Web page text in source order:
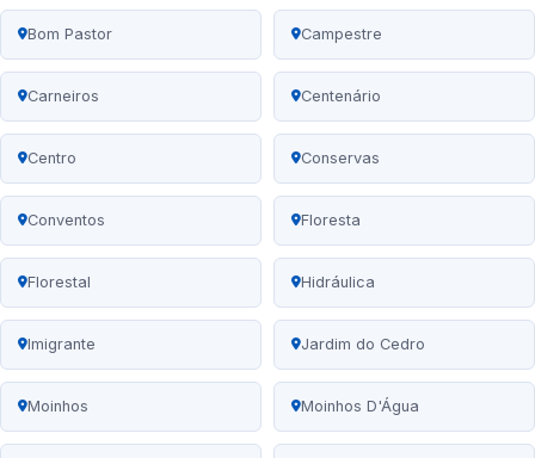
Bom Pastor Campestre
Carneiros Centenário
Centro Conservas
Conventos Floresta
Florestal Hidráulica
Imigrante Jardim do Cedro
Moinhos Moinhos D'Água